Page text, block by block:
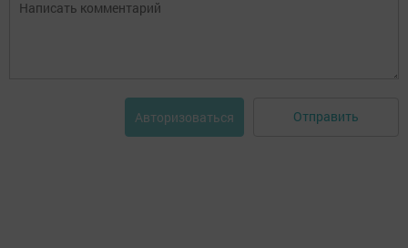
Авторизоваться Отправить